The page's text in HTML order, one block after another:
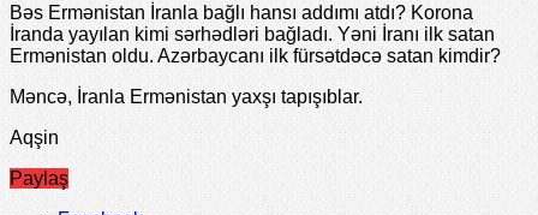
Bəs Ermənistan İranla bağlı hansı addımı atdı? Korona
İranda yayılan kimi sərhədləri bağladı. Yəni İranı ilk satan
Ermənistan oldu. Azərbaycanı ilk fürsətdəcə satan kimdir?
Məncə, İranla Ermənistan yaxşı tapışıblar.
Aqşin
Paylaş